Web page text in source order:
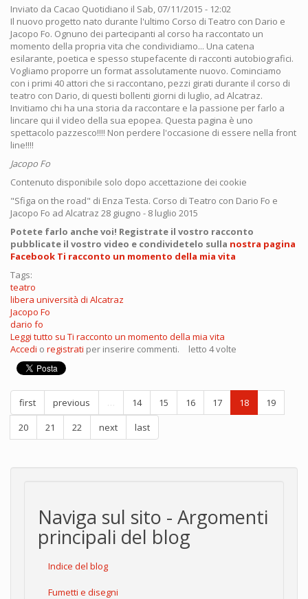
Inviato da Cacao Quotidiano il Sab, 07/11/2015 - 12:02
Il nuovo progetto nato durante l'ultimo Corso di Teatro con Dario e
Jacopo Fo. Ognuno dei partecipanti al corso ha raccontato un
momento della propria vita che condividiamo... Una catena
esilarante, poetica e spesso stupefacente di racconti autobiografici.
Vogliamo proporre un format assolutamente nuovo. Cominciamo
con i primi 40 attori che si raccontano, pezzi girati durante il corso di
teatro con Dario, di questi bollenti giorni di luglio, ad Alcatraz.
Invitiamo chi ha una storia da raccontare e la passione per farlo a
lincare qui il video della sua epopea. Questa pagina è uno
spettacolo pazzesco!!!! Non perdere l'occasione di essere nella front
line!!!!
Jacopo Fo
Contenuto disponibile solo dopo accettazione dei cookie
"Sfiga on the road" di Enza Testa. Corso di Teatro con Dario Fo e
Jacopo Fo ad Alcatraz 28 giugno - 8 luglio 2015
Potete farlo anche voi! Registrate il vostro racconto
pubblicate il vostro video e condividetelo sulla nostra pagina
Facebook Ti racconto un momento della mia vita
Tags:
teatro
libera università di Alcatraz
Jacopo Fo
dario fo
Leggi tutto su Ti racconto un momento della mia vita
Accedi o registrati per inserire commenti. letto 4 volte
first previous … 14 15 16 17 18
19
20
21 22 next last
Naviga sul sito - Argomenti
principali del blog
Indice del blog
Fumetti e disegni